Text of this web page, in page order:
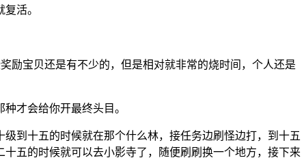
活。
励宝贝还是有不少的，但是相对就非常的烧时间，个人还是
才会给你开最终头目。
到十五的时候就在那个什么林，接任务边刷怪边打，到十五
五的时候就可以去小影寺了，随便刷刷换一个地方，接下来